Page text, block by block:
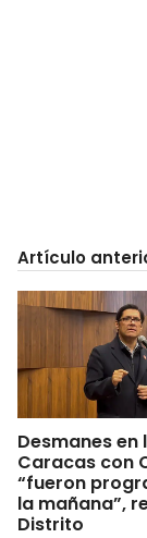
Artículo
Desmanes en
Caracas con
“fueron
la mañana”,
Distrito